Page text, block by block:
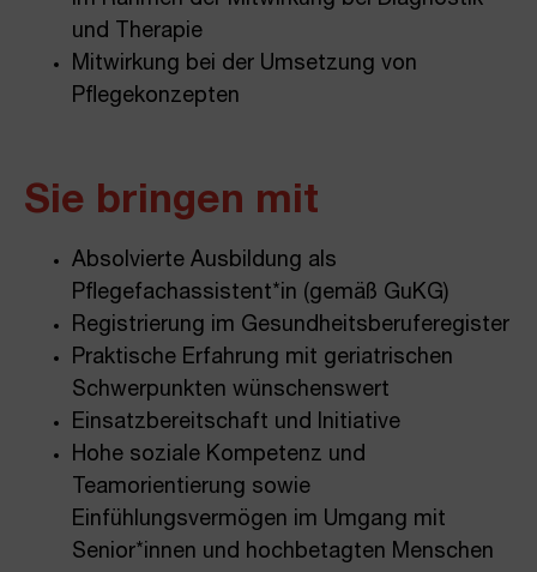
und Therapie
Mitwirkung bei der Umsetzung von
Pflegekonzepten
Sie bringen mit
Absolvierte Ausbildung als
Pflegefachassistent*in (gemäß GuKG)
Registrierung im Gesundheitsberuferegister
Praktische Erfahrung mit geriatrischen
Schwerpunkten wünschenswert
Einsatzbereitschaft und Initiative
Hohe soziale Kompetenz und
Teamorientierung sowie
Einfühlungsvermögen im Umgang mit
Senior*innen und hochbetagten Menschen